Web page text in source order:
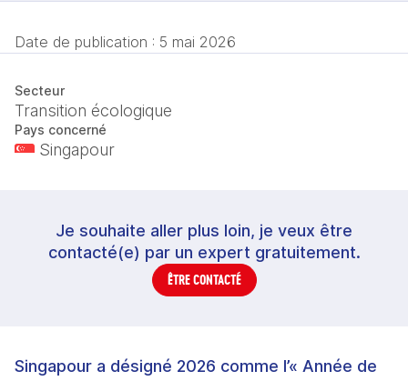
Date de publication : 5 mai 2026
Secteur
Transition écologique
Pays concerné
Singapour
Je souhaite aller plus loin, je veux être
contacté(e) par un expert gratuitement.
ÊTRE CONTACTÉ
Singapour a désigné 2026 comme l’« Année de